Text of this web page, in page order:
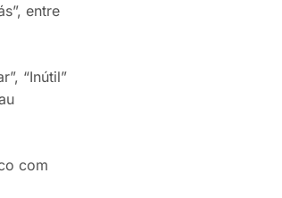
entre
“Inútil”
com